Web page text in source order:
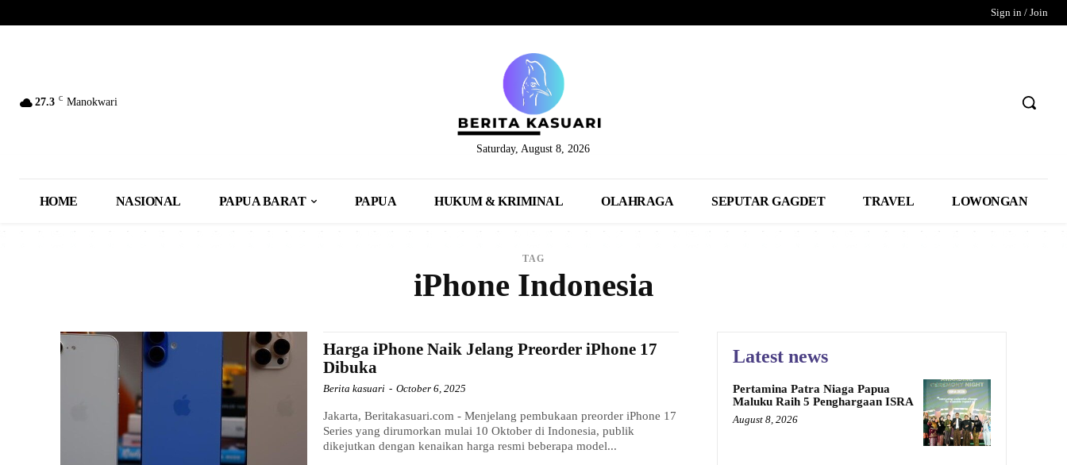
Sign in / Join
27.3 C Manokwari
Saturday, August 8, 2026
HOME NASIONAL PAPUA BARAT PAPUA HUKUM & KRIMINAL OLAHRAGA SEPUTAR GAGDET TRAVEL LOWONGAN
TAG
iPhone Indonesia
Harga iPhone Naik Jelang Preorder iPhone 17
Dibuka
Berita kasuari - October 6, 2025
Jakarta, Beritakasuari.com - Menjelang pembukaan preorder iPhone 17
Series yang dirumorkan mulai 10 Oktober di Indonesia, publik
dikejutkan dengan kenaikan harga resmi beberapa model...
Latest news
Pertamina Patra Niaga Papua
Maluku Raih 5 Penghargaan ISRA
August 8, 2026